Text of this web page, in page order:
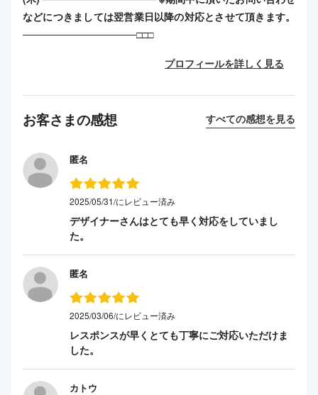
などにつきましては翌営業日以降の対応とさせて頂きます。
────────────────□□□
プロフィールを詳しく見る
お客さまの感想 すべての感想を見る
匿名
2025/05/31/にレビュー済み
デザイナーさんはとても早く対応をしていまし
た。
匿名
2025/03/06/にレビュー済み
レスポンスが早くとても丁寧にご対応いただけま
した。
カトウ